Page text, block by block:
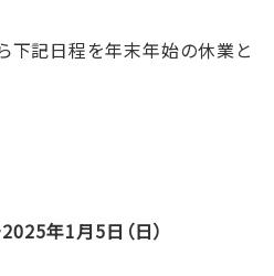
下記日程を年末年始の休業と
年1月5日（日）